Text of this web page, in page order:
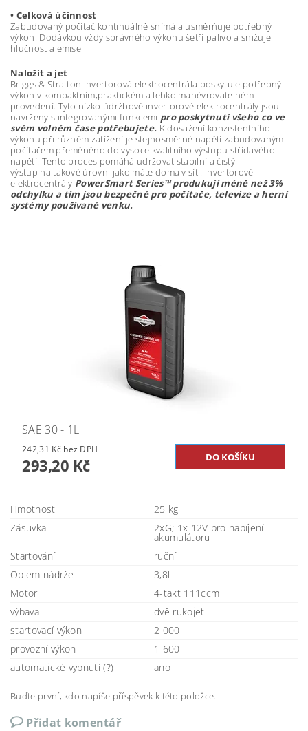
• Celková účinnost
Zabudovaný počítač kontinuálně snímá a usměrňuje potřebný
výkon. Dodávkou vždy správného výkonu šetří palivo a snižuje
hlučnost a emise
Naložit a jet
Briggs & Stratton invertorová elektrocentrála poskytuje potřebný
výkon v kompaktním,praktickém a lehko manévrovatelném
provedení. Tyto nízko údržbové invertorové elektrocentrály jsou
navrženy s integrovanými funkcemi pro poskytnutí všeho co ve
svém volném čase potřebujete. K dosažení konzistentního
výkonu při různém zatížení je stejnosměrné napětí zabudovaným
počítačem přeměněno do vysoce kvalitního výstupu střídavého
napětí. Tento proces pomáhá udržovat stabilní a čistý
výstup na takové úrovni jako máte doma v síti. Invertorové
elektrocentrály PowerSmart Series™ produkují méně než 3%
odchylku a tím jsou bezpečné pro počítače, televize a herní
systémy používané venku.
SAE 30 - 1L
242,31 Kč bez DPH
293,20 Kč
Hmotnost
25 kg
Zásuvka
2xG; 1x 12V pro nabíjení
akumulátoru
Startování
ruční
Objem nádrže
3,8l
Motor
4-takt 111ccm
výbava
dvě rukojeti
startovací výkon
2 000
provozní výkon
1 600
automatické vypnutí (?)
ano
Buďte první, kdo napíše příspěvek k této položce.
Přidat komentář